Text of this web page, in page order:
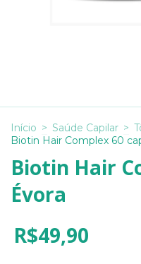
Início > Saúde Capilar >
Biotin Hair Complex 60
Biotin Hair
Évora
R$49,90